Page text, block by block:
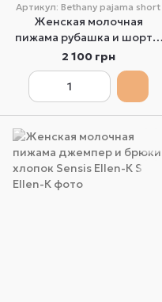
Артикул: Bethany pajama short
Женская молочная
пижама рубашка и шорты
Aruelle Bethany pajama
short M
2 100 грн